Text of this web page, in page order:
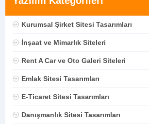
Kurumsal Şirket Sitesi Tasarımları
İnşaat ve Mimarlık Siteleri
Rent A Car ve Oto Galeri Siteleri
Emlak Sitesi Tasarımları
E-Ticaret Sitesi Tasarımları
Danışmanlık Sitesi Tasarımları